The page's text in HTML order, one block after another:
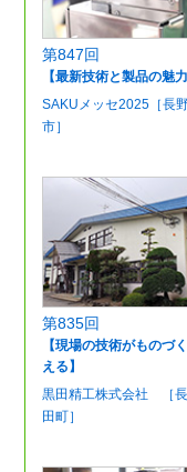
第847回
【最新技術と製品の魅力
SAKUメッセ2025［長
市］
第835回
【現場の技術がものづ
える】
黒田精工株式会社 ［
田町］